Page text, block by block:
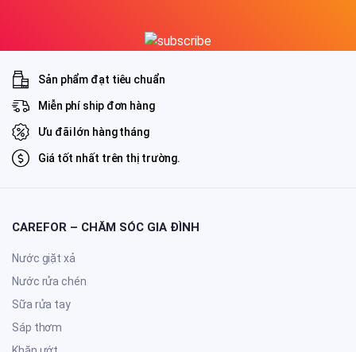
Sản phẩm đạt tiêu chuẩn
Miễn phí ship đơn hàng
Ưu đãi lớn hàng tháng
Giá tốt nhất trên thị trường.
CAREFOR – CHĂM SÓC GIA ĐÌNH
Nước giặt xả
Nước rửa chén
Sữa rửa tay
Sáp thơm